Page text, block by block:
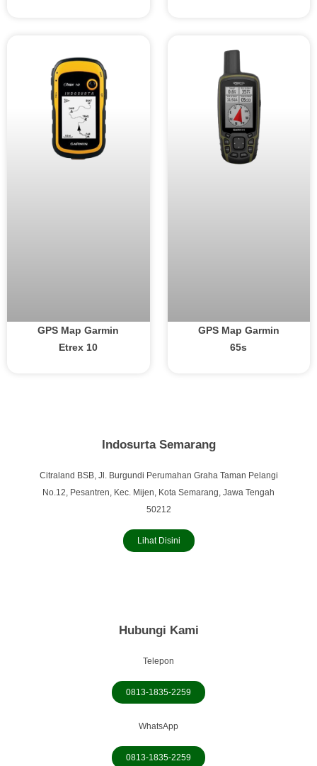
GPS Map Garmin
Etrex 10
GPS Map Garmin
65s
Indosurta Semarang
Citraland BSB, Jl. Burgundi Perumahan Graha Taman Pelangi
No.12, Pesantren, Kec. Mijen, Kota Semarang, Jawa Tengah
50212
Lihat Disini
Hubungi Kami
Telepon
0813-1835-2259
WhatsApp
0813-1835-2259